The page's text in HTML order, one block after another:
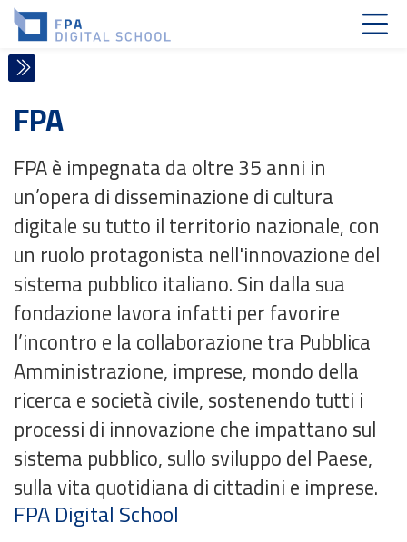
Skip to navigation
Skip to login form
Vai al contenuto principale
Skip to accessibility options
Skip to footer
Skip accessibility options
Chi siamo
Home
Chi siamo
Chi siamo
Digital School
La FPA Digital School coniuga diversi strumenti
Chi siamo
FPA è una società che promuove l’incontro e il confronto
FPA
FPA è impegnata da oltre 35 anni in
un’opera di disseminazione di cultura
digitale su tutto il territorio nazionale, con
un ruolo protagonista nell'innovazione del
sistema pubblico italiano. Sin dalla sua
fondazione lavora infatti per favorire
l’incontro e la collaborazione tra Pubblica
Amministrazione, imprese, mondo della
ricerca e società civile, sostenendo tutti i
processi di innovazione che impattano sul
sistema pubblico, sullo sviluppo del Paese,
sulla vita quotidiana di cittadini e imprese.
FPA Digital School